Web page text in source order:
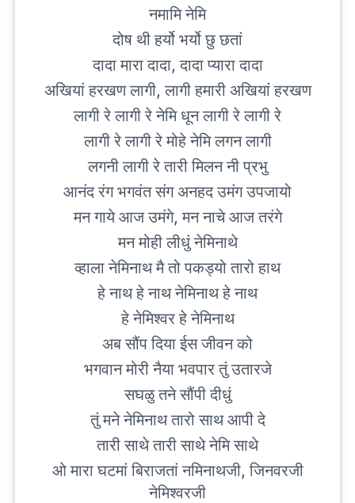
नमामि नेमि
दोष थी हर्यो भर्यो छु छतां
दादा मारा दादा, दादा प्यारा दादा
अखियां हरखण लागी, लागी हमारी अखियां हरखण
लागी रे लागी रे नेमि धून लागी रे लागी रे
लागी रे लागी रे मोहे नेमि लगन लागी
लगनी लागी रे तारी मिलन नी प्रभु
आनंद रंग भगवंत संग अनहद उमंग उपजायो
मन गाये आज उमंगे, मन नाचे आज तरंगे
मन मोही लीधुं नेमिनाथे
व्हाला नेमिनाथ मै तो पकड्यो तारो हाथ
हे नाथ हे नाथ नेमिनाथ हे नाथ
हे नेमिश्वर हे नेमिनाथ
अब सौंप दिया ईस जीवन को
भगवान मोरी नैया भवपार तुं उतारजे
सघळु तने सौंपी दीधुं
तुं मने नेमिनाथ तारो साथ आपी दे
तारी साथे तारी साथे नेमि साथे
ओ मारा घटमां बिराजतां नमिनाथजी, जिनवरजी
नेमिश्वरजी